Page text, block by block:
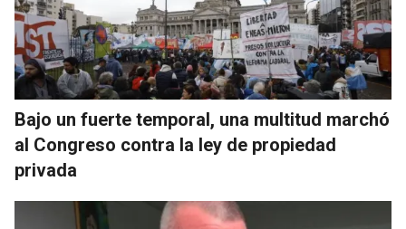
Bajo un fuerte temporal, una multitud marchó
al Congreso contra la ley de propiedad
privada